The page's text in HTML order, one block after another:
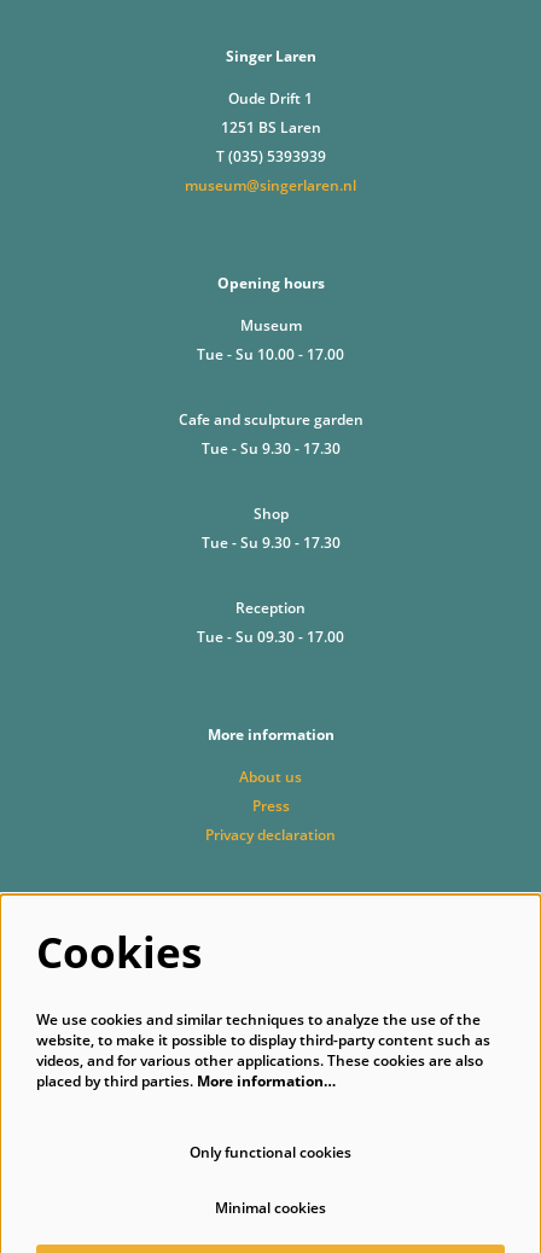
Singer Laren
Oude Drift 1
1251 BS Laren
T (035) 5393939
museum@singerlaren.nl
Opening hours
Museum
Tue - Su 10.00 - 17.00
Cafe and sculpture garden
Tue - Su 9.30 - 17.30
Shop
Tue - Su 9.30 - 17.30
Reception
Tue - Su 09.30 - 17.00
More information
About us
Press
Privacy declaration
Cookies
We use cookies and similar techniques to analyze the use of the
website, to make it possible to display third-party content such as
videos, and for various other applications. These cookies are also
placed by third parties. More information…
Only functional cookies
Minimal cookies